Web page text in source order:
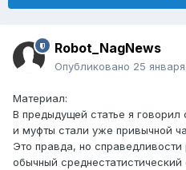
Robot_NagNews
Опубликовано 25
Материал:
В предыдущей статье я говорил
и муфты стали уже привычной
Это правда, но справедливости
обычный